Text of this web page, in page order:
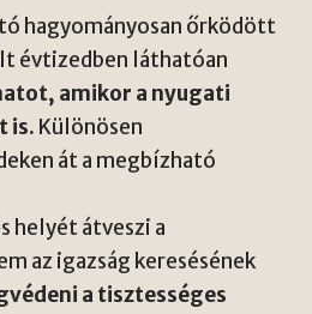
hagyományosan őrködött
évtizedben láthatóan
amikor a nyugati
is. Különösen
át a megbízható
helyét átveszi a
az igazság keresésének
a tisztességes